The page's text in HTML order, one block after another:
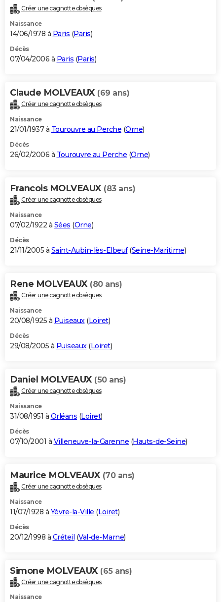
Créer une cagnotte obsèques
Naissance
14/06/1978 à Paris (Paris)
Décès
07/04/2006 à Paris (Paris)
Claude MOLVEAUX (69 ans)
Créer une cagnotte obsèques
Naissance
21/01/1937 à Tourouvre au Perche (Orne)
Décès
26/02/2006 à Tourouvre au Perche (Orne)
Francois MOLVEAUX (83 ans)
Créer une cagnotte obsèques
Naissance
07/02/1922 à Sées (Orne)
Décès
21/11/2005 à Saint-Aubin-lès-Elbeuf(Seine-Maritime)
Rene MOLVEAUX (80 ans)
Créer une cagnotte obsèques
Naissance
20/08/1925 à Puiseaux(Loiret)
Décès
29/08/2005 à Puiseaux(Loiret)
Daniel MOLVEAUX (50 ans)
Créer une cagnotte obsèques
Naissance
31/08/1951 à Orléans (Loiret)
Décès
07/10/2001 à Villeneuve-la-Garenne (Hauts-de-Seine)
Maurice MOLVEAUX (70 ans)
Créer une cagnotte obsèques
Naissance
11/07/1928 à Yèvre-la-Ville (Loiret)
Décès
20/12/1998 à Créteil (Val-de-Marne)
Simone MOLVEAUX (65 ans)
Créer une cagnotte obsèques
Naissance